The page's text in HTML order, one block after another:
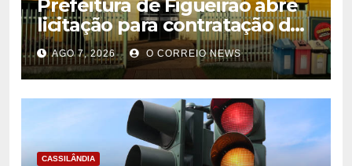
Prefeitura de Figueirão abre
licitação para contratação de
estrutura de eventos
AGO 7, 2026 O CORREIO NEWS
CASSILÂNDIA